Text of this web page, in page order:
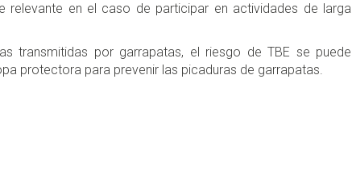
relevante en el caso de participar en actividades de larga
transmitidas por garrapatas, el riesgo de TBE se puede
protectora para prevenir las picaduras de garrapatas.